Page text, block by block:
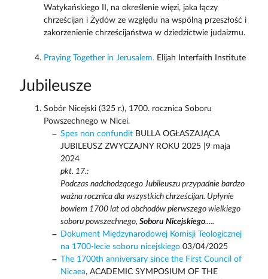
Watykańskiego II, na określenie więzi, jaka łączy
chrześcijan i Żydów ze względu na wspólną przeszłość i
zakorzenienie chrześcijaństwa w dziedzictwie judaizmu.
Praying Together in Jerusalem.Elijah Interfaith Institute
Jubileusze
Sobór Nicejski (325 r.), 1700. rocznica Soboru
Powszechnego w Nicei.
Spes non confunditBULLA OGŁASZAJĄCA
JUBILEUSZ ZWYCZAJNY ROKU 2025 |9 maja
2024
pkt. 17.:
Podczas nadchodzącego Jubileuszu przypadnie bardzo
ważna rocznica dla wszystkich chrześcijan. Upłynie
bowiem 1700 lat od obchodów pierwszego wielkiego
soboru powszechnego, Soboru Nicejskiego.....
Dokument Międzynarodowej Komisji Teologicznej
na 1700-lecie soboru nicejskiego03/04/2025
The 1700th anniversary since the First Council of
Nicaea, ACADEMIC SYMPOSIUM OF THE